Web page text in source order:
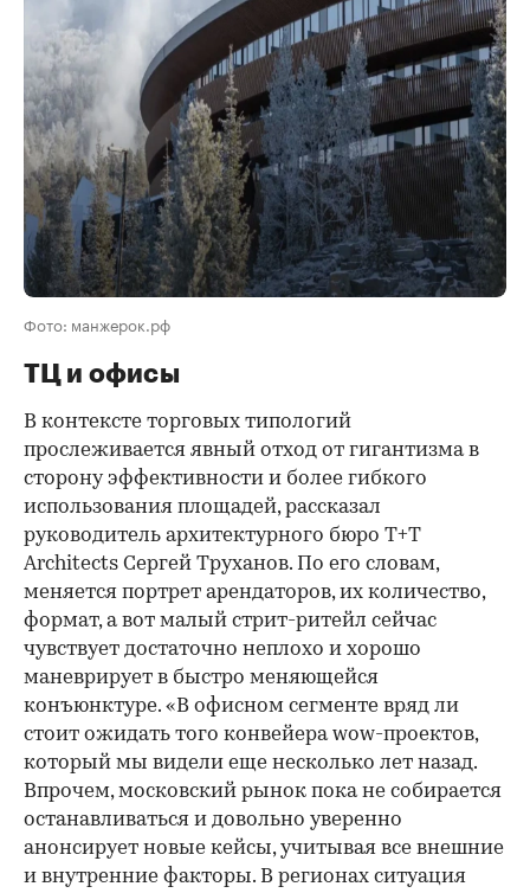
Фото: манжерок.рф
ТЦ и офисы
В контексте торговых типологий
прослеживается явный отход от гигантизма в
сторону эффективности и более гибкого
использования площадей, рассказал
руководитель архитектурного бюро T+T
Architects Сергей Труханов. По его словам,
меняется портрет арендаторов, их количество,
формат, а вот малый стрит-ритейл сейчас
чувствует достаточно неплохо и хорошо
маневрирует в быстро меняющейся
конъюнктуре. «В офисном сегменте вряд ли
стоит ожидать того конвейера wow-проектов,
который мы видели еще несколько лет назад.
Впрочем, московский рынок пока не собирается
останавливаться и довольно уверенно
анонсирует новые кейсы, учитывая все внешние
и внутренние факторы. В регионах ситуация